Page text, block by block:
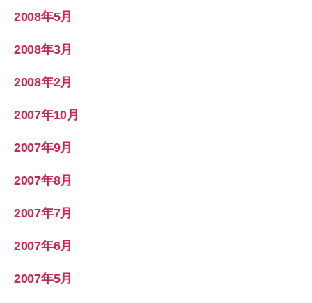
2008年5月
2008年3月
2008年2月
2007年10月
2007年9月
2007年8月
2007年7月
2007年6月
2007年5月